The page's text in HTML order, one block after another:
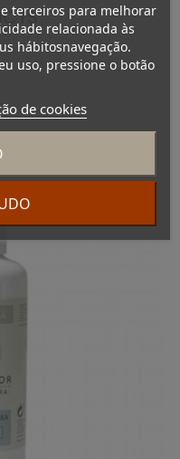
terceiros para melhorar
relacionada às
hábitosnavegação.
uso, pressione o botão
de cookies